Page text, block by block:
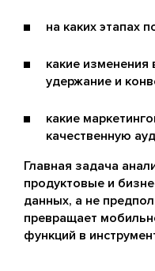
на каких этапах
какие изменения
удержание и
какие
качественную
Главная задача
продуктовые и
данных, а не
превращает
функций в